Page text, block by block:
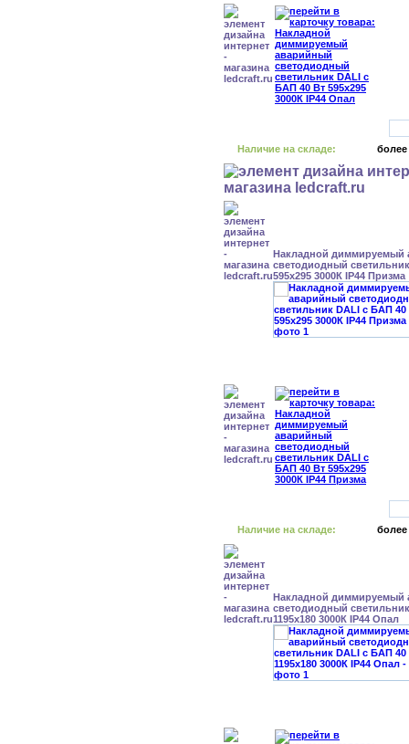
Наличие на складе: более
Накладной диммируемый
светодиодный
595x295 3000К IP44 Призма
Наличие на складе: более
Накладной диммируемый
светодиодный
1195x180 3000К IP44 Опал